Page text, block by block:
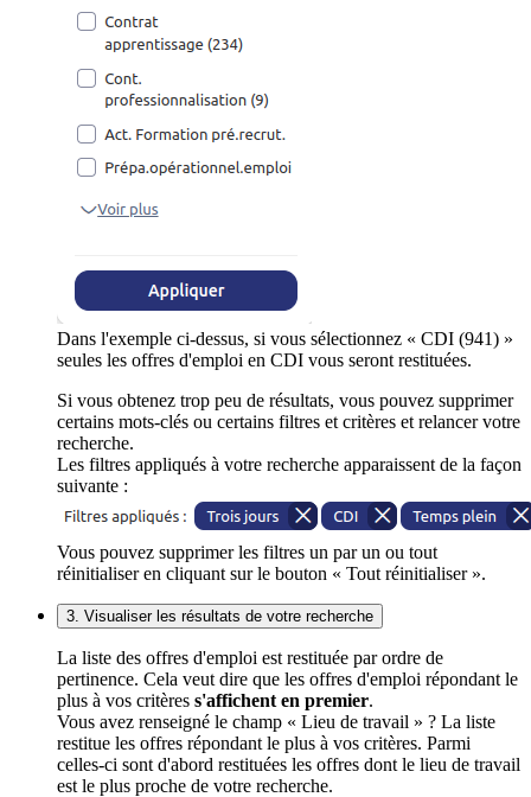
Dans l'exemple ci-dessus, si vous sélectionnez « CDI (941) »
seules les offres d'emploi en CDI vous seront restituées.
Si vous obtenez trop peu de résultats, vous pouvez supprimer
certains mots-clés ou certains filtres et critères et relancer votre
recherche.
Les filtres appliqués à votre recherche apparaissent de la façon
suivante :
Vous pouvez supprimer les filtres un par un ou tout
réinitialiser en cliquant sur le bouton « Tout réinitialiser ».
3. Visualiser les résultats de votre recherche
La liste des offres d'emploi est restituée par ordre de
pertinence. Cela veut dire que les offres d'emploi répondant le
plus à vos critères s'affichent en premier.
Vous avez renseigné le champ « Lieu de travail » ? La liste
restitue les offres répondant le plus à vos critères. Parmi
celles-ci sont d'abord restituées les offres dont le lieu de travail
est le plus proche de votre recherche.